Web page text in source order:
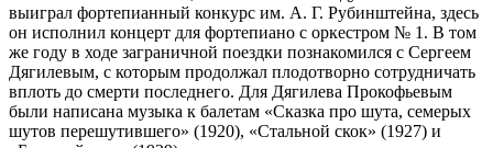
выиграл фортепианный конкурс им. А. Г. Рубинштейна, здесь
он исполнил концерт для фортепиано с оркестром № 1. В том
же году в ходе заграничной поездки познакомился с Сергеем
Дягилевым, с которым продолжал плодотворно сотрудничать
вплоть до смерти последнего. Для Дягилева Прокофьевым
были написана музыка к балетам «Сказка про шута, семерых
шутов перешутившего» (1920), «Стальной скок» (1927) и